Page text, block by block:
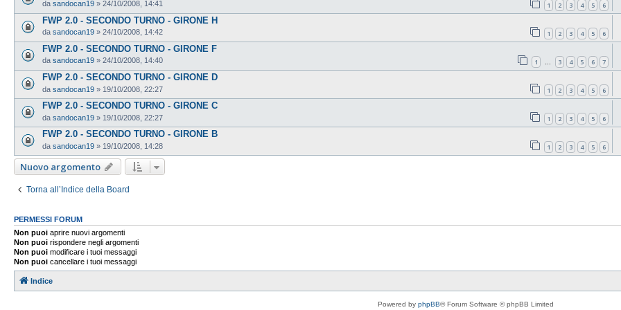
da sandocan19 » 24/10/2008, 14:41 1 2 3 4 5 6
FWP 2.0 - SECONDO TURNO - GIRONE H
da sandocan19 » 24/10/2008, 14:42 1 2 3 4 5 6
FWP 2.0 - SECONDO TURNO - GIRONE F
da sandocan19 » 24/10/2008, 14:40 1 … 3 4 5 6 7
FWP 2.0 - SECONDO TURNO - GIRONE D
da sandocan19 » 19/10/2008, 22:27 1 2 3 4 5 6
FWP 2.0 - SECONDO TURNO - GIRONE C
da sandocan19 » 19/10/2008, 22:27 1 2 3 4 5 6
FWP 2.0 - SECONDO TURNO - GIRONE B
da sandocan19 » 19/10/2008, 14:28 1 2 3 4 5 6
Nuovo argomento
Torna all’Indice della Board
PERMESSI FORUM
Non puoi aprire nuovi argomenti
Non puoi rispondere negli argomenti
Non puoi modificare i tuoi messaggi
Non puoi cancellare i tuoi messaggi
Indice
Powered by phpBB® Forum Software © phpBB Limited